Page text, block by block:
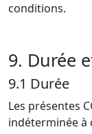
conditions.
9. Durée
9.1 Durée
Les présentes
indéterminée à